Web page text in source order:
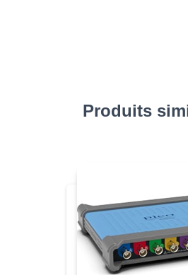
Produits